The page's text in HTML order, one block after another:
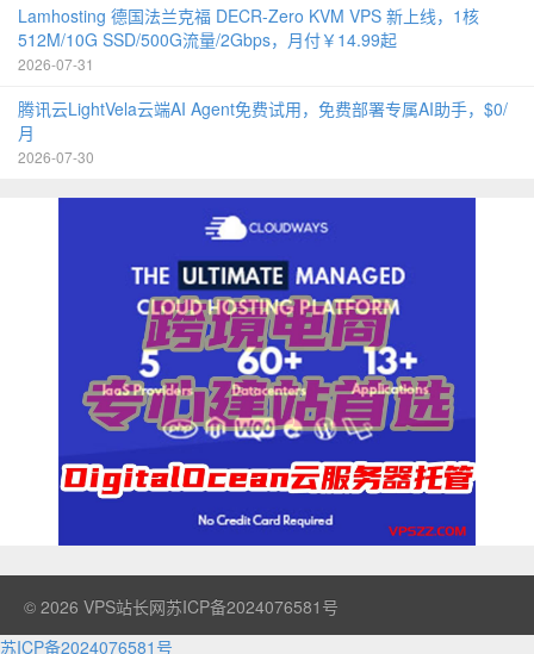
Lamhosting 德国法兰克福 DECR-Zero KVM VPS 新上线，1核
512M/10G SSD/500G流量/2Gbps，月付￥14.99起
2026-07-31
腾讯云LightVela云端AI Agent免费试用，免费部署专属AI助手，$0/
月
2026-07-30
© 2026 VPS站长网苏ICP备2024076581号
苏ICP备2024076581号